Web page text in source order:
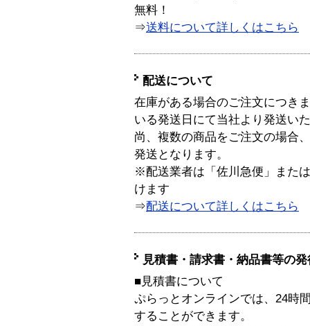
無料！
⇒送料について詳しくはこちら
配送について
在庫がある場合のご注文につき
いる発送日にて当社より発送い
尚、複数の商品をご注文の場合
発送となります。
※配送業者は「佐川急便」また
けます
⇒配送について詳しくはこちら
見積書・請求書・納品書等の
■見積書について
ぷらっとオンラインでは、24時
することができます。